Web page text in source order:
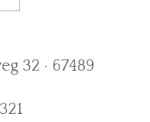
32 · 67489